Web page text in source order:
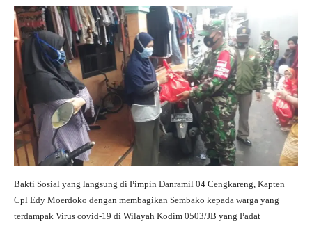
Bakti Sosial yang langsung di Pimpin Danramil 04 Cengkareng, Kapten
Cpl Edy Moerdoko dengan membagikan Sembako kepada warga yang
terdampak Virus covid-19 di Wilayah Kodim 0503/JB yang Padat